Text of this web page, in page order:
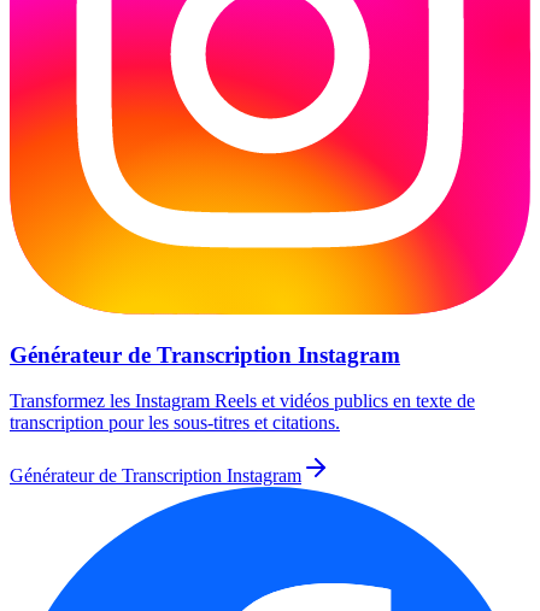
Générateur de Transcription Instagram
Transformez les Instagram Reels et vidéos publics en texte de
transcription pour les sous-titres et citations.
Générateur de Transcription Instagram